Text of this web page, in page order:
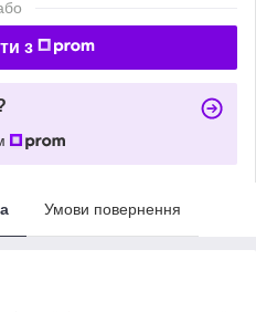
з
Умови повернення